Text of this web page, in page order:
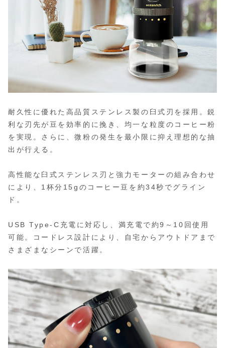
耐久性に優れた高品質ステンレス製の臼式刃を採用。鋭
利な刃先が豆を効率的に挽き、均一な粒度のコーヒー粉
を実現。さらに、微粉の発生を最小限に抑え理想的な抽
出が行える。
高性能な臼式ステンレス刃と強力モーターの組み合わせ
により、1杯分15gのコーヒー豆を約34秒でグライン
ド。
USB Type-C充電に対応し、満充電で約9～10回使用
可能。コードレス設計により、自宅からアウトドアまで
さまざまなシーンで活躍。